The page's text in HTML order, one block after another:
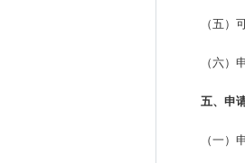
（五）
（六）
五、申
（一）